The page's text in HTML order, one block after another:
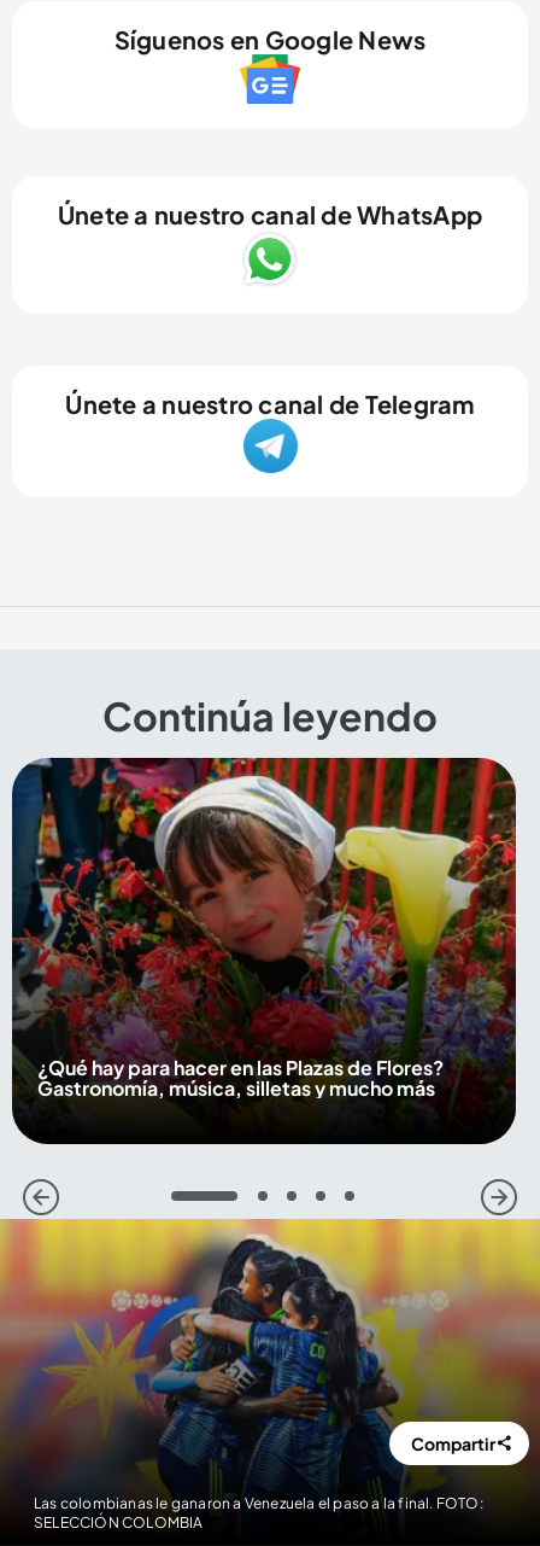
Síguenos en Google News
Únete a nuestro canal de WhatsApp
Únete a nuestro canal de Telegram
Continúa leyendo
¿Qué hay para hacer en las Plazas de Flores?
Gastronomía, música, silletas y mucho más
1 2 3 4 5
Las colombianas le ganaron a Venezuela el paso a la final. FOTO:
SELECCIÓN COLOMBIA
Compartir